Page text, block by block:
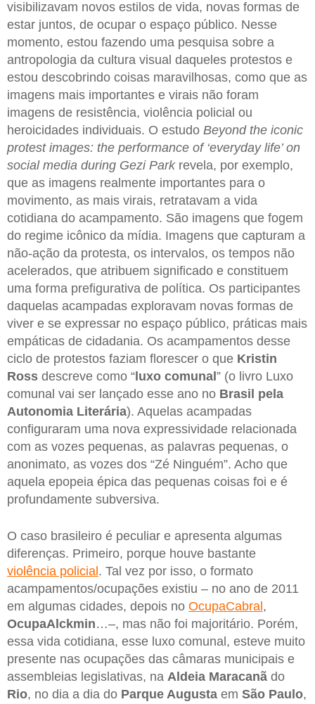
visibilizavam novos estilos de vida, novas formas de
estar juntos, de ocupar o espaço público. Nesse
momento, estou fazendo uma pesquisa sobre a
antropologia da cultura visual daqueles protestos e
estou descobrindo coisas maravilhosas, como que as
imagens mais importantes e virais não foram
imagens de resistência, violência policial ou
heroicidades individuais. O estudo Beyond the iconic
protest images: the performance of ‘everyday life’ on
social media during Gezi Parkrevela, por exemplo,
que as imagens realmente importantes para o
movimento, as mais virais, retratavam a vida
cotidiana do acampamento. São imagens que fogem
do regime icônico da mídia. Imagens que capturam a
não-ação da protesta, os intervalos, os tempos não
acelerados, que atribuem significado e constituem
uma forma prefigurativa de política. Os participantes
daquelas acampadas exploravam novas formas de
viver e se expressar no espaço público, práticas mais
empáticas de cidadania. Os acampamentos desse
ciclo de protestos faziam florescer o que Kristin
Ross descreve como “ luxo comunal ” (o livro Luxo
comunal vai ser lançado esse ano no Brasil pela
Autonomia Literária). Aquelas acampadas
configuraram uma nova expressividade relacionada
com as vozes pequenas, as palavras pequenas, o
anonimato, as vozes dos “Zé Ninguém”. Acho que
aquela epopeia épica das pequenas coisas foi e é
profundamente subversiva.
O caso brasileiro é peculiar e apresenta algumas
diferenças. Primeiro, porque houve bastante
violência policial . Tal vez por isso, o formato
acampamentos/ocupações existiu – no ano de 2011
em algumas cidades, depois no OcupaCabral ,
OcupaAlckmin…–, mas não foi majoritário. Porém,
essa vida cotidiana, esse luxo comunal, esteve muito
presente nas ocupações das câmaras municipais e
assembleias legislativas, na Aldeia Maracanã do
Rio, no dia a dia do Parque Augusta em São Paulo,